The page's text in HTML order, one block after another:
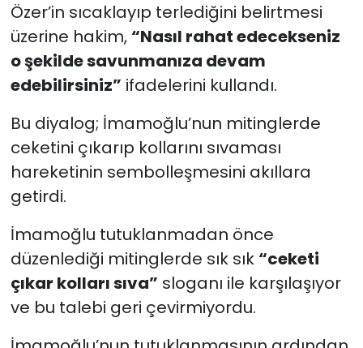
Özer’in sıcaklayıp terlediğini belirtmesi
üzerine hakim, “Nasıl rahat edecekseniz
o şekilde savunmanıza devam
edebilirsiniz” ifadelerini kullandı.
Bu diyalog; İmamoğlu’nun mitinglerde
ceketini çıkarıp kollarını sıvaması
hareketinin sembolleşmesini akıllara
getirdi.
İmamoğlu tutuklanmadan önce
düzenlediği mitinglerde sık sık “ceketi
çıkar kolları sıva” sloganı ile karşılaşıyor
ve bu talebi geri çevirmiyordu.